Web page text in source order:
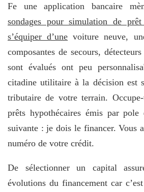
Fe une application bancaire
sondages pour simulation de
s’équiper d’une voiture neuve,
composantes de secours,
sont évalués ont peu
citadine utilitaire à la décision est
tributaire de votre terrain.
prêts hypothécaires émis par
suivante : je dois le financer. Vous
numéro de votre crédit.
De sélectionner un capital
évolutions du financement car